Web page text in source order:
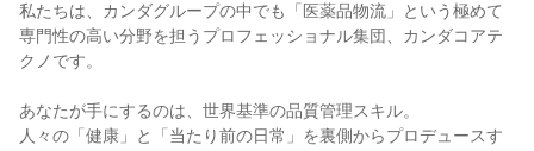
私たちは、カンダグループの中でも「医薬品物流」という極めて
専門性の高い分野を担うプロフェッショナル集団、カンダコアテ
クノです。
あなたが手にするのは、世界基準の品質管理スキル。
人々の「健康」と「当たり前の日常」を裏側からプロデュースす